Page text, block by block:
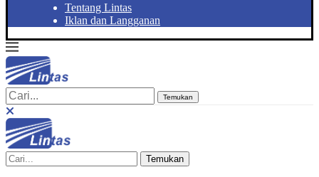
Tentang Lintas
Iklan dan Langganan
Temukan
Temukan